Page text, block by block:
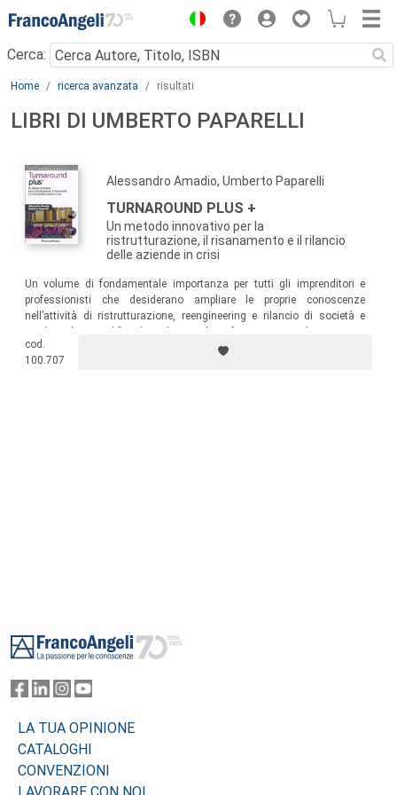
Menu
Cerca:
Main content
Home ricerca avanzata risultati
LIBRI DI UMBERTO PAPARELLI
Alessandro Amadio, Umberto Paparelli
TURNAROUND PLUS +
Un metodo innovativo per la
ristrutturazione, il risanamento e il rilancio
delle aziende in crisi
Un volume di fondamentale importanza per tutti gli imprenditori e
professionisti che desiderano ampliare le proprie conoscenze
nell’attività di ristrutturazione, reengineering e rilancio di società e
cod.
100.707
LA TUA OPINIONE
CATALOGHI
CONVENZIONI